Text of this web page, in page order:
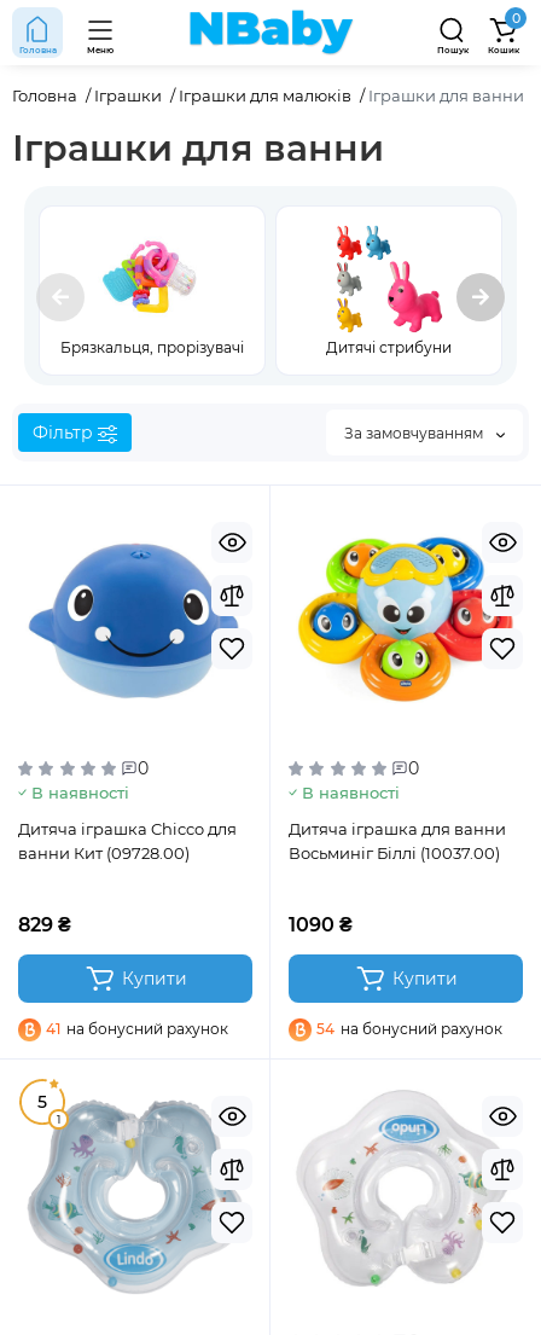
Головна Меню Пошук
0
Кошик
Головна Іграшки Іграшки для малюків Іграшки для ванни
Іграшки для ванни
Брязкальця, прорізувачі Дитячі стрибуни
Фільтр За замовчуванням
0
В наявності
Дитяча іграшка Chicco для
ванни Кит (09728.00)
829 ₴
Купити
41 на бонусний рахунок
0
В наявності
Дитяча іграшка для ванни
Восьминіг Біллі (10037.00)
1090 ₴
Купити
54 на бонусний рахунок
5
1